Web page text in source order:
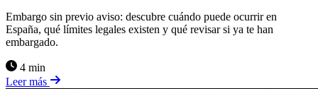
Embargo sin previo aviso: descubre cuándo puede ocurrir en
España, qué límites legales existen y qué revisar si ya te han
embargado.
4 min
Leer más